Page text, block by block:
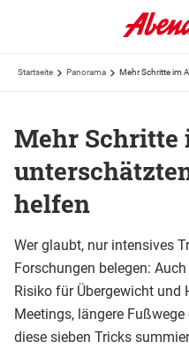
Startseite Panorama Mehr Schritte im
Mehr Schritte
helfen
Wer glaubt, nur intensives
Forschungen belegen:
Risiko für Übergewicht und
Meetings, längere
diese sieben Tricks